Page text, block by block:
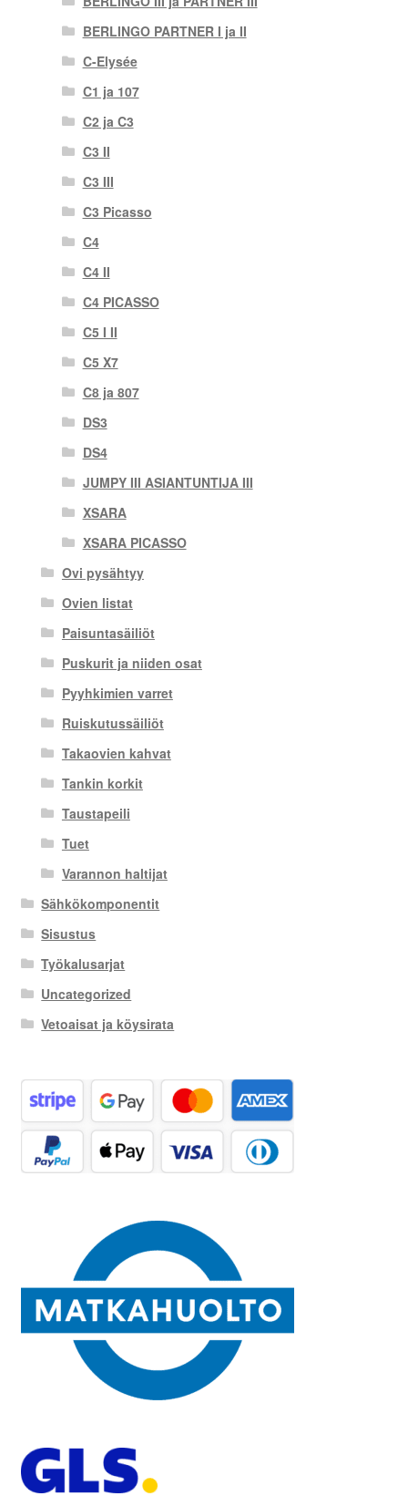
BERLINGO PARTNER I ja II
C-Elysée
C1 ja 107
C2 ja C3
C3 II
C3 III
C3 Picasso
C4
C4 II
C4 PICASSO
C5 I II
C5 X7
C8 ja 807
DS3
DS4
JUMPY III ASIANTUNTIJA III
XSARA
XSARA PICASSO
Ovi pysähtyy
Ovien listat
Paisuntasäiliöt
Puskurit ja niiden osat
Pyyhkimien varret
Ruiskutussäiliöt
Takaovien kahvat
Tankin korkit
Taustapeili
Tuet
Varannon haltijat
Sähkökomponentit
Sisustus
Työkalusarjat
Uncategorized
Vetoaisat ja köysirata